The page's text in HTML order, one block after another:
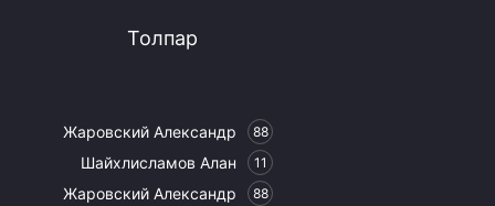
Толпар
Жаровский Александр 88
Шайхлисламов Алан 11
Жаровский Александр 88